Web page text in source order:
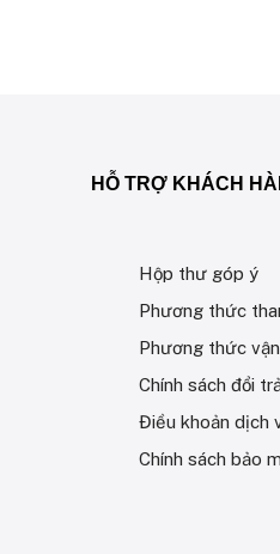
HỖ TRỢ KHÁCH
Hộp thư góp ý
Phương thức
Phương thức
Chính sách đổi
Điều khoản dịch
Chính sách bảo